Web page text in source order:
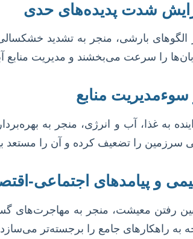
شدت پدیده‌های حدی
الگوهای بارشی، منجر به تشدید
را سرعت می‌بخشند و مدیریت منابع
منابع
به غذا، آب و انرژی، منجر به
سرزمین را تضعیف کرده و آن را مستعد
و پیامدهای اجتماعی-
رفتن معیشت، منجر به مهاجرت‌های
به راهکارهای جامع را برجسته‌تر